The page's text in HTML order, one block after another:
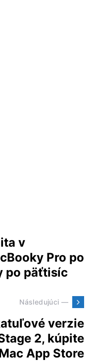
v
Pro po
po päťtisíc
Následujúci —
verzie
2, kúpite
App Store